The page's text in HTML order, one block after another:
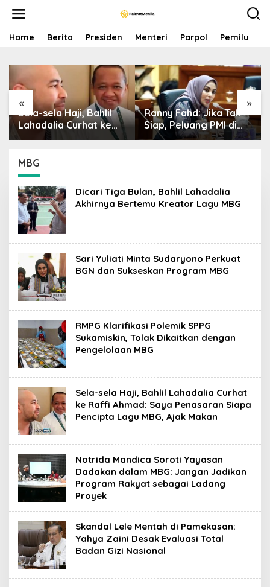
Home Berita Presiden Menteri Parpol Pemilu
« »
Sela-sela Haji, Bahlil
Lahadalia Curhat ke
Raffi Ahmad: Saya
Pencipta Lagu MBG,
Ajak Makan
Ranny Fahd: Jika Tak
Siap, Peluang PMI di
Jepang Bisa Jadi
MBG
Dicari Tiga Bulan, Bahlil Lahadalia
Akhirnya Bertemu Kreator Lagu MBG
Sari Yuliati Minta Sudaryono Perkuat
BGN dan Sukseskan Program MBG
RMPG Klarifikasi Polemik SPPG
Sukamiskin, Tolak Dikaitkan dengan
Pengelolaan MBG
Sela-sela Haji, Bahlil Lahadalia Curhat
ke Raffi Ahmad: Saya Penasaran Siapa
Pencipta Lagu MBG, Ajak Makan
Notrida Mandica Soroti Yayasan
Dadakan dalam MBG: Jangan Jadikan
Program Rakyat sebagai Ladang
Proyek
Skandal Lele Mentah di Pamekasan:
Yahya Zaini Desak Evaluasi Total
Badan Gizi Nasional